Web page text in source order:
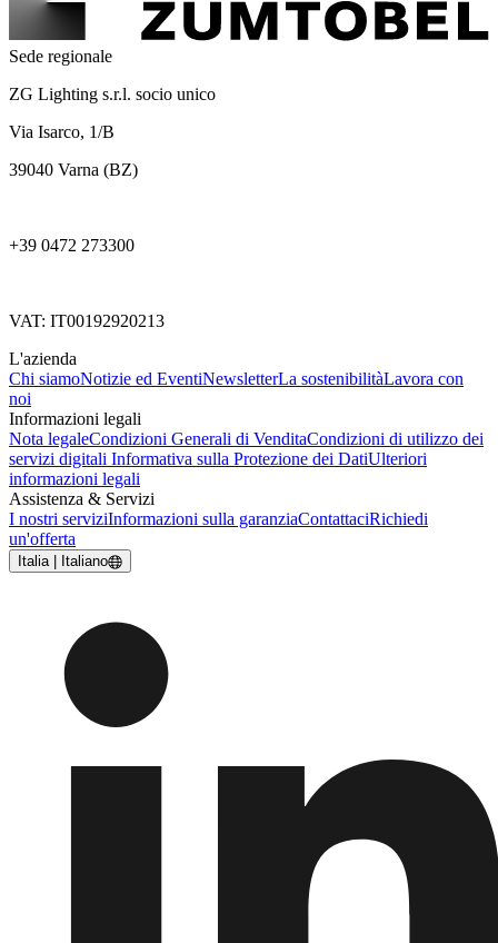
Sede regionale
ZG Lighting s.r.l. socio unico
Via Isarco, 1/B
39040 Varna (BZ)
+39 0472 273300
VAT: IT00192920213
L'azienda
Chi siamoNotizie ed EventiNewsletterLa sostenibilitàLavora con
noi
Informazioni legali
Nota legaleCondizioni Generali di VenditaCondizioni di utilizzo dei
servizi digitali Informativa sulla Protezione dei DatiUlteriori
informazioni legali
Assistenza & Servizi
I nostri serviziInformazioni sulla garanziaContattaciRichiedi
un'offerta
Italia | Italiano